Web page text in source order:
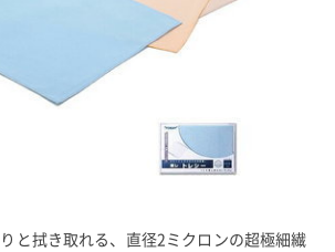
と拭き取れる、直径2ミクロンの超極細繊